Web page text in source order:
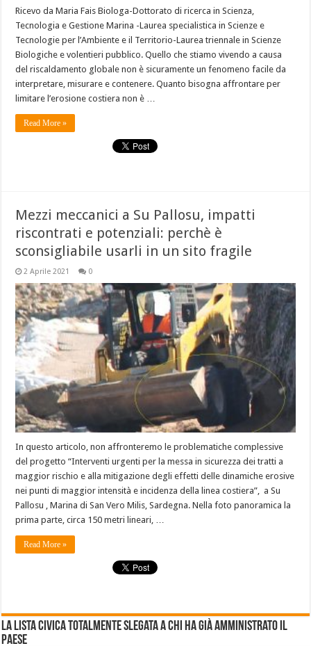
Ricevo da Maria Fais Biologa-Dottorato di ricerca in Scienza,
Tecnologia e Gestione Marina -Laurea specialistica in Scienze e
Tecnologie per l’Ambiente e il Territorio-Laurea triennale in Scienze
Biologiche e volentieri pubblico. Quello che stiamo vivendo a causa
del riscaldamento globale non è sicuramente un fenomeno facile da
interpretare, misurare e contenere. Quanto bisogna affrontare per
limitare l’erosione costiera non è …
Read More »
Mezzi meccanici a Su Pallosu, impatti
riscontrati e potenziali: perchè è
sconsigliabile usarli in un sito fragile
2 Aprile 2021 0
In questo articolo, non affronteremo le problematiche complessive
del progetto “Interventi urgenti per la messa in sicurezza dei tratti a
maggior rischio e alla mitigazione degli effetti delle dinamiche erosive
nei punti di maggior intensità e incidenza della linea costiera”, a Su
Pallosu , Marina di San Vero Milis, Sardegna. Nella foto panoramica la
prima parte, circa 150 metri lineari, …
Read More »
La lista civica totalmente slegata a chi ha già amministrato il
Paese